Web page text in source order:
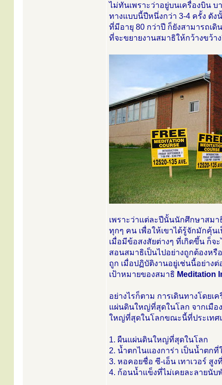
ไม่ทันเพราะว่าอยู่บนเครื่องบิน บ
ทางแบบนี้ปีหนึ่งกว่า 3-4 ครั้ง ดัง
ที่มีอายุ 80 กว่าปี ก็ยังสามารถเดิ
ที่จะขยายงานสมาธิให้กว้างขว้า
เพราะว่าแต่ละปีนั้นนักศึกษาสม
ทุกๆ คน เพื่อให้เขาได้รู้จักมักคุ้น
เมื่อมีข้อสงสัยต่างๆ ที่เกิดขึ้น ก็
สอนสมาธิเป็นไปอย่างถูกต้องห
ถูก เมื่อปฏิบัติงานอยู่เช่นนี้อย่าง
เป้าหมายของสมาธิ Meditation
อย่างไรก็ตาม การเดินทางโดย
แผ่นดินใหญ่ที่สุดในโลก จากเมือ
ใหญ่ที่สุดในโลกขณะนี้ที่ประเทศ
1. ผืนแผ่นดินใหญ่ที่สุดในโลก
2. น้ำตกไนแองการ่า เป็นน้ำตก
3. หอคอยชื่อ ซี-เอ็น เทาเวอร์ สูง
4. ก้อนน้ำแข็งที่ไม่เคยละลายนั